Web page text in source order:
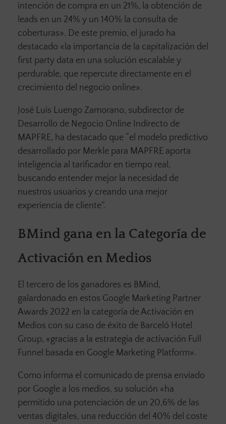
intención de compra en un 21%, la obtención de
leads en un 24% y un 140% la consulta de
coberturas». De este premio, el jurado ha
destacado «la importancia de la capitalización del
first party data en una solución escalable y
perdurable, que repercute directamente en el
crecimiento del negocio online».
José Luis Luengo Zamorano, subdirector de
Desarrollo de Negocio Online Indirecto de
MAPFRE, ha destacado que “el modelo predictivo
desarrollado por Merkle para MAPFRE aporta
inteligencia al tarificador en tiempo real,
buscando entender mejor la necesidad de
nuestros usuarios y creando una mejor
experiencia de cliente”.
BMind gana en la Categoría de
Activación en Medios
El tercero de los ganadores es BMind,
galardonado en estos Google Marketing Partner
Awards 2022 en la categoría de Activación en
Medios con su caso de éxito de Barceló Hotel
Group, «gracias a la estrategia de activación Full
Funnel basada en Google Marketing Platform».
Como informa el comunicado de prensa enviado
por Google a los medios, su solución «ha
permitido una potenciación de un 20,6% de las
ventas digitales, una reducción del 40% del coste